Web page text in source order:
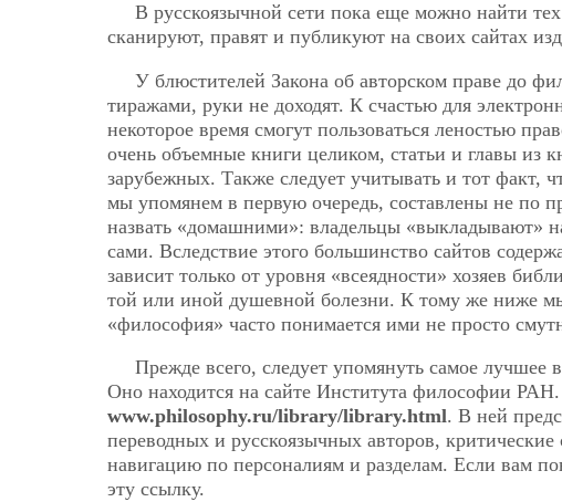
В русскоязычной сети пока еще можно найти
сканируют, правят и публикуют на своих сайтах
У блюстителей Закона об авторском праве до
тиражами, руки не доходят. К счастью для
некоторое время смогут пользоваться леностью
очень объемные книги целиком, статьи и главы из
зарубежных. Также следует учитывать и тот факт,
мы упомянем в первую очередь, составлены не по
назвать «домашними»: владельцы «выкладывают»
сами. Вследствие этого большинство сайтов
зависит только от уровня «всеядности» хозяев
той или иной душевной болезни. К тому же ниже
«философия» часто понимается ими не просто
Прежде всего, следует упомянуть самое лучшее
Оно находится на сайте Института философии
www.philosophy.ru/library/library.html. В ней
переводных и русскоязычных авторов,
навигацию по персоналиям и разделам. Если вам
эту ссылку.